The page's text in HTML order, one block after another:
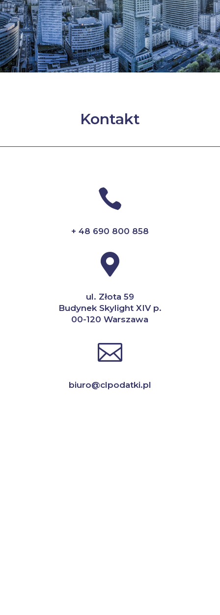
Kontakt

+ 48 690 800 858

ul. Złota 59
Budynek Skylight XIV p.
00-120 Warszawa

biuro@clpodatki.pl